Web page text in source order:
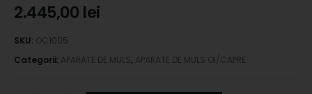
2.445,00 lei
SKU: OC1005
Categorii: APARATE DE MULS, APARATE DE MULS OI/CAPRE